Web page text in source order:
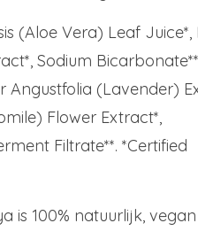
(Aloe Vera) Leaf Juice*,
Sodium
Angustfolia (Lavender)
Flower Extract*,
Filtrate**. *Certified
is 100% natuurlijk,